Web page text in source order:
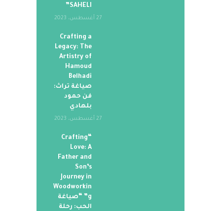
SAHELI”
27 أغسطس، 2023
Crafting a
Legacy: The
Artistry of
Hamoud
Belhadi
صياغة تراث:
فن حمود
بلهادي
27 أغسطس، 2023
“Crafting
Love: A
Father and
Son’s
Journey in
Woodworkin
g” “صياغة
الحب: رحلة